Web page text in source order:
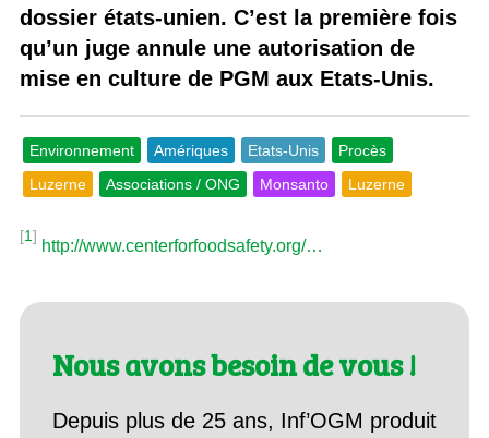
dossier états-unien. C’est la première fois
qu’un juge annule une autorisation de
mise en culture de PGM aux Etats-Unis.
Environnement Amériques Etats-Unis
Procès
Luzerne
Associations / ONG Monsanto Luzerne
[1]
http://www.centerforfoodsafety.org/…
Nous avons besoin de vous !
Depuis plus de 25 ans, Inf’OGM produit